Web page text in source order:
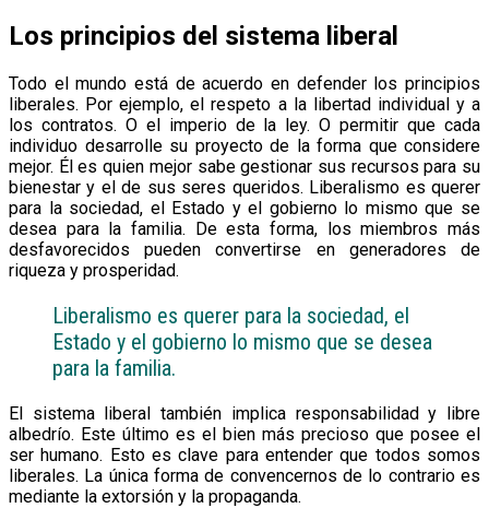
Los principios del sistema liberal
Todo el mundo está de acuerdo en defender los principios
liberales. Por ejemplo, el respeto a la libertad individual y a
los contratos. O el imperio de la ley. O permitir que cada
individuo desarrolle su proyecto de la forma que considere
mejor. Él es quien mejor sabe gestionar sus recursos para su
bienestar y el de sus seres queridos. Liberalismo es querer
para la sociedad, el Estado y el gobierno lo mismo que se
desea para la familia. De esta forma, los miembros más
desfavorecidos pueden convertirse en generadores de
riqueza y prosperidad.
Liberalismo es querer para la sociedad, el
Estado y el gobierno lo mismo que se desea
para la familia.
El sistema liberal también implica responsabilidad y libre
albedrío. Este último es el bien más precioso que posee el
ser humano. Esto es clave para entender que todos somos
liberales. La única forma de convencernos de lo contrario es
mediante la extorsión y la propaganda.